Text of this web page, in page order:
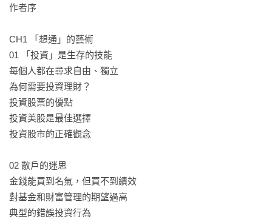
作者序
CH1 「想通」的藝術
01 「投資」是生存的技能
每個人都在尋求自由、獨立
為何需要投資理財？
投資股票的優點
投資美股是最佳選擇
投資股市的正確觀念
02 散戶的迷思
金錢能買到名氣，但買不到績效
對基金和財富管理的期望過高
典型的錯誤投資行為